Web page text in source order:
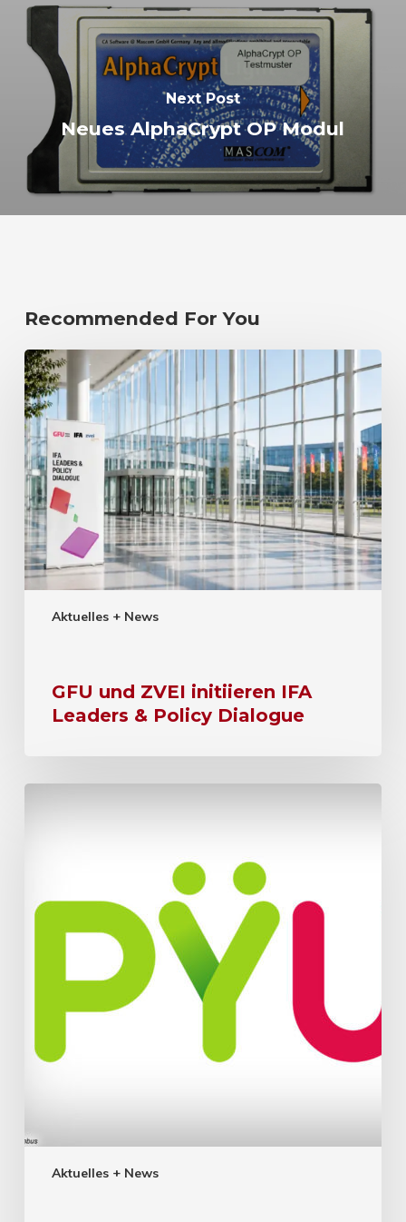
Next Post
Neues AlphaCrypt OP Modul
Recommended For You
Aktuelles + News
GFU und ZVEI initiieren IFA
Leaders & Policy Dialogue
Aktuelles + News